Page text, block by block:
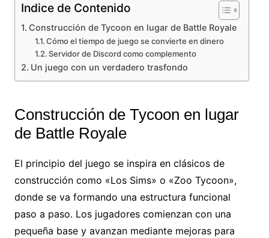
Indice de Contenido
Construcción de Tycoon en lugar de Battle Royale
Cómo el tiempo de juego se convierte en dinero
Servidor de Discord como complemento
Un juego con un verdadero trasfondo
Construcción de Tycoon en lugar
de Battle Royale
El principio del juego se inspira en clásicos de
construcción como «Los Sims» o «Zoo Tycoon»,
donde se va formando una estructura funcional
paso a paso. Los jugadores comienzan con una
pequeña base y avanzan mediante mejoras para